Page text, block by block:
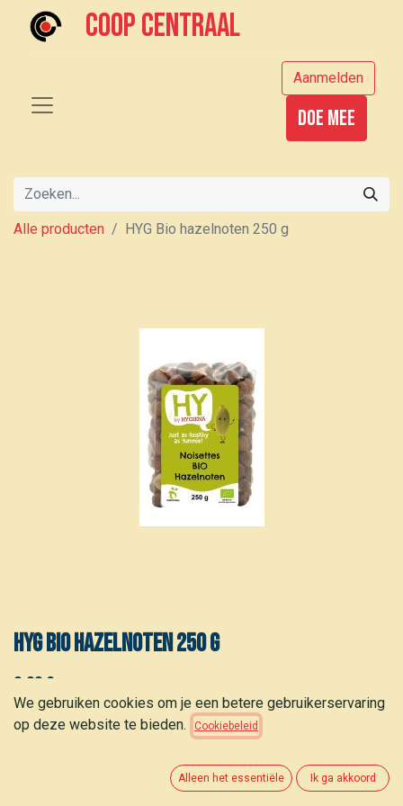
Coop centraal
Aanmelden
Doe mee
Alle producten HYG Bio hazelnoten 250 g
HYG Bio hazelnoten 250 g
9,00 €
TOEVOEGEN AAN WINKELMANDJE
We gebruiken cookies om je een betere gebruikerservaring
op deze website te bieden.
Cookiebeleid
Alleen het essentiële Ik ga akkoord